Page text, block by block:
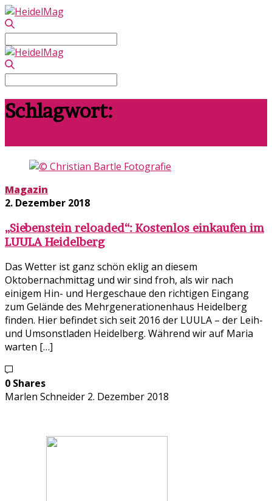
Search
for:
Search
for:
Schlagwort:
Magazin
2. Dezember 2018
„Siebenstein reloaded“: Kostenlos einkaufen im
LUULA Heidelberg
Das Wetter ist ganz schön eklig an diesem
Oktobernachmittag und wir sind froh, als wir nach
einigem Hin- und Hergeschaue den richtigen Eingang
zum Gelände des Mehrgenerationenhaus Heidelberg
finden. Hier befindet sich seit 2016 der LUULA – der Leih-
und Umsonstladen Heidelberg. Während wir auf Maria
warten […]
0 Shares
Marlen Schneider 2. Dezember 2018